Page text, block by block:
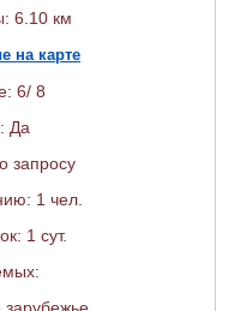
6.10 км
на карте
6/ 8
Да
запросу
1 чел.
1 сут.